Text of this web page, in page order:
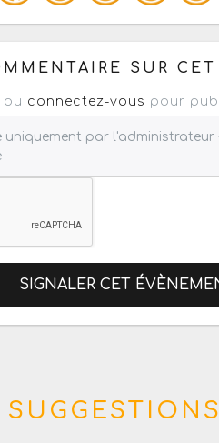
ci-dessous pour un : mail /
SUR
ou connectez-vous pour
SIGNALER CET